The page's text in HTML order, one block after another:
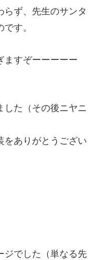
らず、先生のサンタ
す。
ますぞーーーーー
した（その後ニヤニ
をありがとうござい
ジでした（単なる先